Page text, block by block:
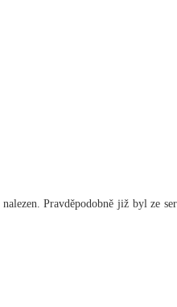
Pravděpodobně již byl ze